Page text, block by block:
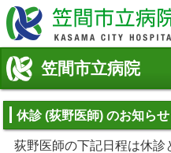
笠間市立病院
休診 (荻野医師) のお知らせ
荻野医師の下記日程は休診